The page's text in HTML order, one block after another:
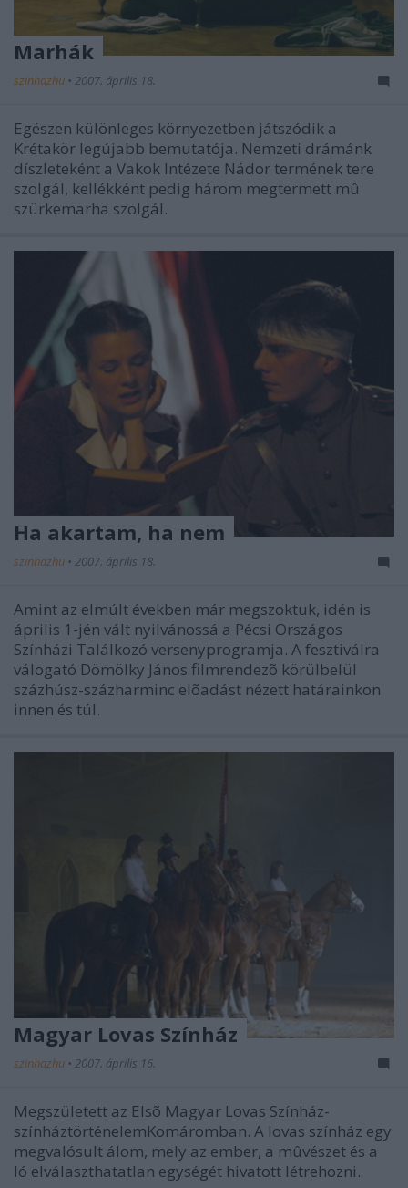
Marhák
szinhazhu • 2007. április 18.
Egészen különleges környezetben játszódik a
Krétakör legújabb bemutatója. Nemzeti drámánk
díszleteként a Vakok Intézete Nádor termének tere
szolgál, kellékként pedig három megtermett mû
szürkemarha szolgál.
Ha akartam, ha nem
szinhazhu • 2007. április 18.
Amint az elmúlt években már megszoktuk, idén is
április 1-jén vált nyilvánossá a Pécsi Országos
Színházi Találkozó versenyprogramja. A fesztiválra
válogató Dömölky János filmrendezõ körülbelül
százhúsz-százharminc elõadást nézett határainkon
innen és túl.
Magyar Lovas Színház
szinhazhu • 2007. április 16.
Megszületett az Elsõ Magyar Lovas Színház-
színháztörténelemKomáromban. A lovas színház egy
megvalósult álom, mely az ember, a mûvészet és a
ló elválaszthatatlan egységét hivatott létrehozni.